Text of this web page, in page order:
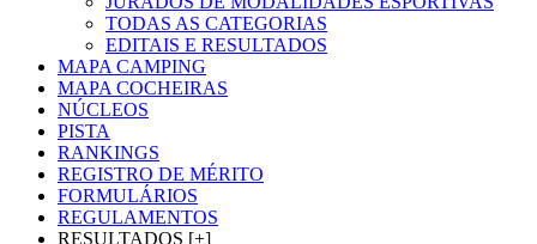
TODAS AS CATEGORIAS
EDITAIS E RESULTADOS
MAPA CAMPING
MAPA COCHEIRAS
NÚCLEOS
PISTA
RANKINGS
REGISTRO DE MÉRITO
FORMULÁRIOS
REGULAMENTOS
RESULTADOS [+]